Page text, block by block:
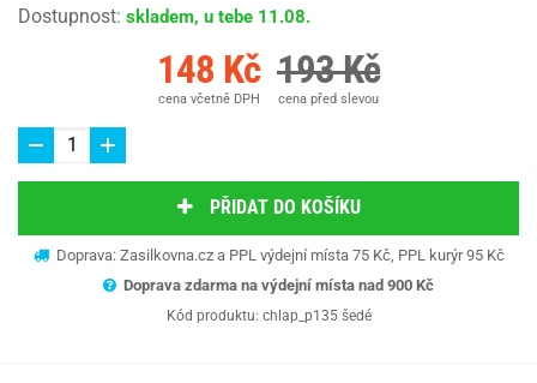
Dostupnost: skladem, u tebe 11.08.
148 Kč
cena včetně DPH
193 Kč
cena před slevou
PŘIDAT DO KOŠÍKU
Doprava: Zasilkovna.cz a PPL výdejní místa 75 Kč, PPL kurýr 95 Kč
Doprava zdarma na výdejní místa nad 900 Kč
Kód produktu: chlap_p135 šedé